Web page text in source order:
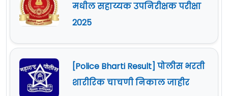
मधील सहाय्यक उपनिरीक्षक परीक्षा
2025
[Police Bharti Result] पोलीस भरती
शारीरिक चाचणी निकाल जाहीर